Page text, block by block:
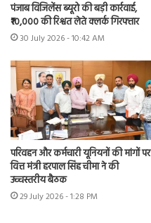
पंजाब विजिलेंस ब्यूरो की बड़ी कार्रवाई,
₹10,000 की रिश्वत लेते क्लर्क गिरफ्तार
30 July 2026 - 10:42 AM
परिवहन और कर्मचारी यूनियनों की मांगों पर
वित्त मंत्री हरपाल सिंह चीमा ने की
उच्चस्तरीय बैठक
29 July 2026 - 1:28 PM